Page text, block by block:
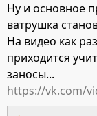
Ну и основное
ватрушка
На видео как
приходится
заносы...
https://vk.com/